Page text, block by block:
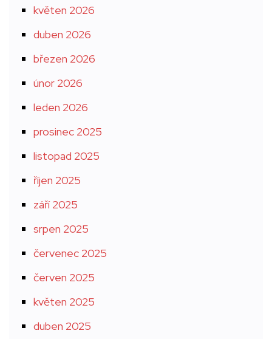
květen 2026
duben 2026
březen 2026
únor 2026
leden 2026
prosinec 2025
listopad 2025
říjen 2025
září 2025
srpen 2025
červenec 2025
červen 2025
květen 2025
duben 2025